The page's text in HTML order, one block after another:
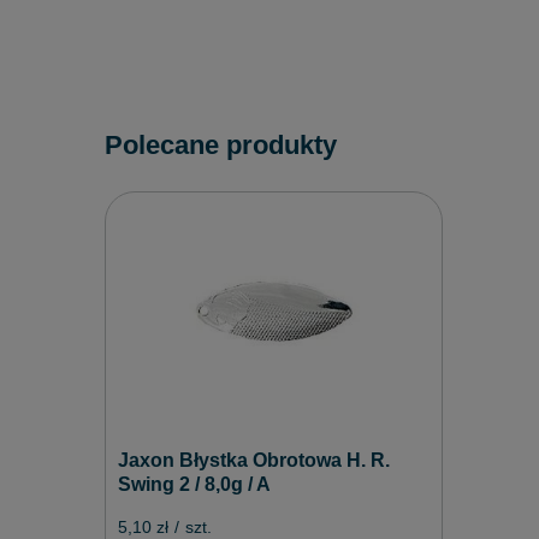
Polecane produkty
Jaxon Błystka Obrotowa H. R.
Swing 2 / 8,0g / A
5,10 zł / szt.